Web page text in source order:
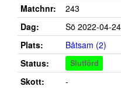
Matchnr: 243
Dag:
Sö 2022-04-24
Plats:
Båtsam (2)
Status:
Slutförd
Skott:
-